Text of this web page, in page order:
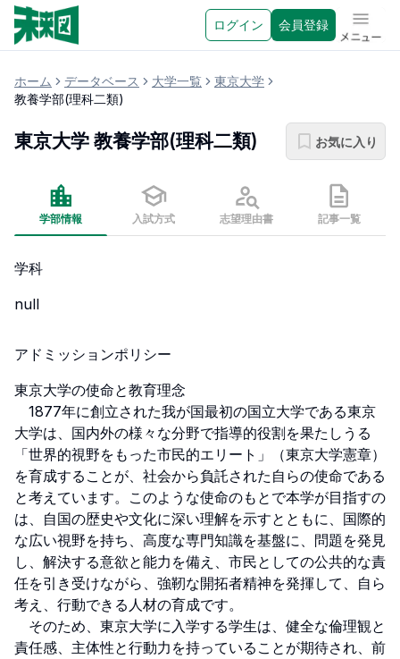
ログイン 会員登録 メニュ
ホーム データベース 大学一覧
東京大学
教養学部(理科二類)
東京大学 教養学部(理科二類) お気に入り
学部情報 入試方式 志望理由書 記事一覧
学科
null
アドミッションポリシー
東京大学の使命と教育理念
1877年に創立された我が国最初の国立大学である東京
大学は、国内外の様々な分野で指導的役割を果たしうる
「世界的視野をもった市民的エリート」（東京大学憲章）
を育成することが、社会から負託された自らの使命である
と考えています。このような使命のもとで本学が目指すの
は、自国の歴史や文化に深い理解を示すとともに、国際的
な広い視野を持ち、高度な専門知識を基盤に、問題を発見
し、解決する意欲と能力を備え、市民としての公共的な責
任を引き受けながら、強靭な開拓者精神を発揮して、自ら
考え、行動できる人材の育成です。
そのため、東京大学に入学する学生は、健全な倫理観と
責任感、主体性と行動力を持っていることが期待され、前